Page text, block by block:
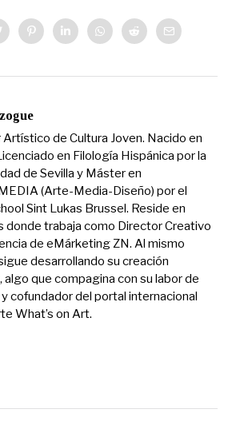
de Cultura Joven. Nacido en
en Filología Hispánica por la
de Sevilla y Máster en
(Arte-Media-Diseño) por el
Sint Lukas Brussel. Reside en
donde trabaja como Director Creativo
de eMárketing ZN. Al mismo
desarrollando su creación
algo que compagina con su labor de
cofundador del portal internacional
What’s on Art.